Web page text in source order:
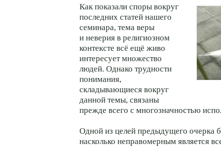
Как показали споры вокруг
последних статей нашего
семинара, тема веры
и неверия в религиозном
контексте всё ещё живо
интересует множество
людей. Однако трудности
понимания,
складывающиеся вокруг
данной темы, связаны
прежде всего с многозначностью
Одной из целей предыдущего очерка
насколько неправомерным является